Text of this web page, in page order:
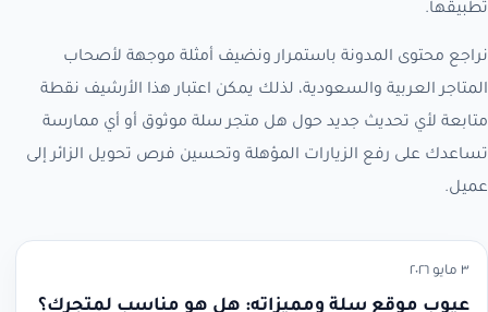
تطبيقها.
نراجع محتوى المدونة باستمرار ونضيف أمثلة موجهة لأصحاب
المتاجر العربية والسعودية، لذلك يمكن اعتبار هذا الأرشيف نقطة
متابعة لأي تحديث جديد حول هل متجر سلة موثوق أو أي ممارسة
تساعدك على رفع الزيارات المؤهلة وتحسين فرص تحويل الزائر إلى
عميل.
٣ مايو ٢٠٢٦
عيوب موقع سلة ومميزاته: هل هو مناسب لمتجرك؟